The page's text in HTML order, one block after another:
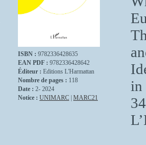
ISBN : 9782336428635
EAN PDF : 9782336428642
Éditeur : Editions L'Harmattan
Nombre de pages : 118
Date : 2- 2024
Notice : UNIMARC MARC21
in